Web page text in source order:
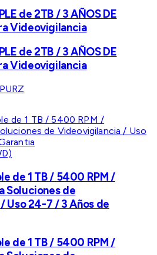
de 2TB / 3 AÑOS DE
Videovigilancia
de 2TB / 3 AÑOS DE
Videovigilancia
de 1 TB / 5400 RPM /
Soluciones de
Uso 24-7 / 3 Años de
de 1 TB / 5400 RPM /